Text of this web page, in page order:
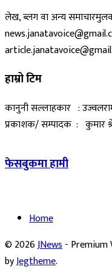
लेख, ब्लग वा अन्य समाचारमुलक
हाम्रो टिम
कानुनी सल्लाहकार :
प्रकाशक/ सम्पादक : कुमार
फेसबुकमा हामी
Home
© 2026JNews- Premium
byJegtheme.